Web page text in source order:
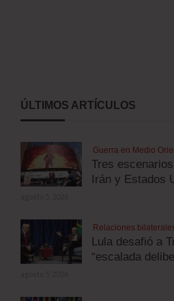
ÚLTIMOS ARTÍCULOS
Guerra en Medio
Tres
Irán y Estados
Relaciones
Lula desafió a
“escalada